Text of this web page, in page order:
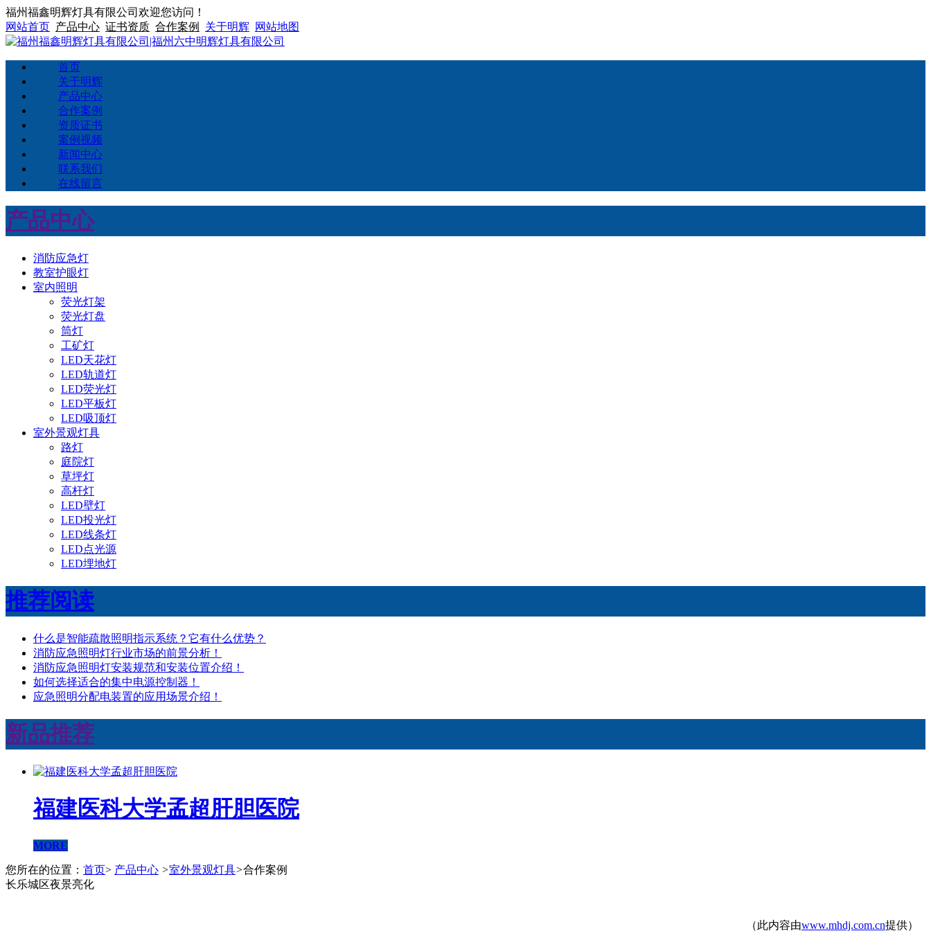
福州福鑫明辉灯具有限公司欢迎您访问！
网站首页 产品中心 证书资质 合作案例 关于明辉 网站地图
首页
关于明辉
产品中心
合作案例
资质证书
案例视频
新闻中心
联系我们
在线留言
产品中心
消防应急灯
教室护眼灯
室内照明
荧光灯架
荧光灯盘
筒灯
工矿灯
LED天花灯
LED轨道灯
LED荧光灯
LED平板灯
LED吸顶灯
室外景观灯具
路灯
庭院灯
草坪灯
高杆灯
LED壁灯
LED投光灯
LED线条灯
LED点光源
LED埋地灯
推荐阅读
什么是智能疏散​照明指示系统？它有什么优势？
消防应急照明灯行业市场的前景分析！
消防应急照明灯安装规范和安装位置介绍！
如何选择适合的集中电源控制器！
应急照明分配电装置的应用场景介绍！
新品推荐
福建医科大学孟超肝胆医院
MORE
您所在的位置： 首页> 产品中心 >室外景观灯具>合作案例
长乐城区夜景亮化
（此内容由www.mhdj.com.cn提供）